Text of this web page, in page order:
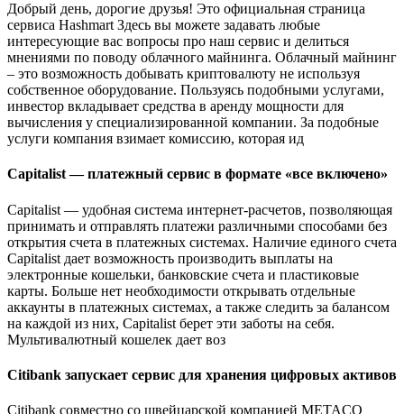
Добрый день, дорогие друзья! Это официальная страница
сервиса Hashmart Здесь вы можете задавать любые
интересующие вас вопросы про наш сервис и делиться
мнениями по поводу облачного майнинга. Облачный майнинг
– это возможность добывать криптовалюту не используя
собственное оборудование. Пользуясь подобными услугами,
инвестор вкладывает средства в аренду мощности для
вычисления у специализированной компании. За подобные
услуги компания взимает комиссию, которая ид
Capitalist — платежный сервис в формате «все включено»
Capitalist — удобная система интернет-расчетов, позволяющая
принимать и отправлять платежи различными способами без
открытия счета в платежных системах. Наличие единого счета
Capitalist дает возможность производить выплаты на
электронные кошельки, банковские счета и пластиковые
карты. Больше нет необходимости открывать отдельные
аккаунты в платежных системах, а также следить за балансом
на каждой из них, Capitalist берет эти заботы на себя.
Мультивалютный кошелек дает воз
Citibank запускает сервис для хранения цифровых активов
Citibank совместно со швейцарской компанией METACO